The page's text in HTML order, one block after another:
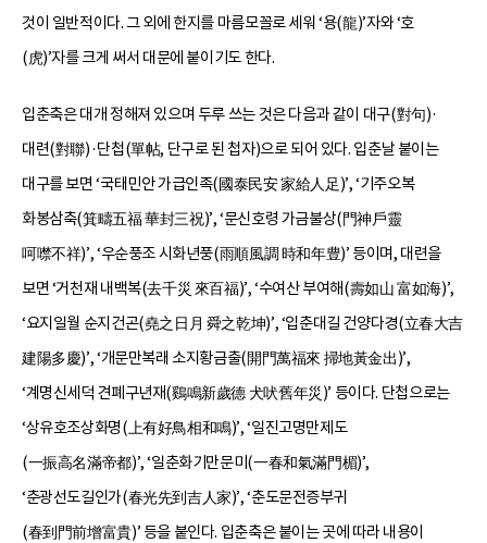
것이 일반적이다. 그 외에 한지를 마름모꼴로 세워 ‘용(龍)’자와 ‘호
(虎)’자를 크게 써서 대문에 붙이기도 한다.
입춘축은 대개 정해져 있으며 두루 쓰는 것은 다음과 같이 대구(對句)·
대련(對聯)·단첩(單帖, 단구로 된 첩자)으로 되어 있다. 입춘날 붙이는
대구를 보면 ‘국태민안 가급인족(國泰民安 家給人足)’, ‘기주오복
화봉삼축(箕疇五福 華封三祝)’, ‘문신호령 가금불상(門神戶靈
呵噤不祥)’, ‘우순풍조 시화년풍(雨順風調 時和年豊)’ 등이며, 대련을
보면 ‘거천재 내백복(去千災 來百福)’, ‘수여산 부여해(壽如山 富如海)’,
‘요지일월 순지건곤(堯之日月 舜之乾坤)’, ‘입춘대길 건양다경(立春大吉
建陽多慶)’, ‘개문만복래 소지황금출(開門萬福來 掃地黃金出)’,
‘계명신세덕 견폐구년재(鷄鳴新歲德 犬吠舊年災)’ 등이다. 단첩으로는
‘상유호조상화명(上有好鳥相和鳴)’, ‘일진고명만제도
(一振高名滿帝都)’, ‘일춘화기만문미(一春和氣滿門楣)’,
‘춘광선도길인가(春光先到吉人家)’, ‘춘도문전증부귀
(春到門前增富貴)’ 등을 붙인다. 입춘축은 붙이는 곳에 따라 내용이